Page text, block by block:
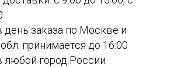
день заказа по Москве и
принимается до 16:00
любой город России